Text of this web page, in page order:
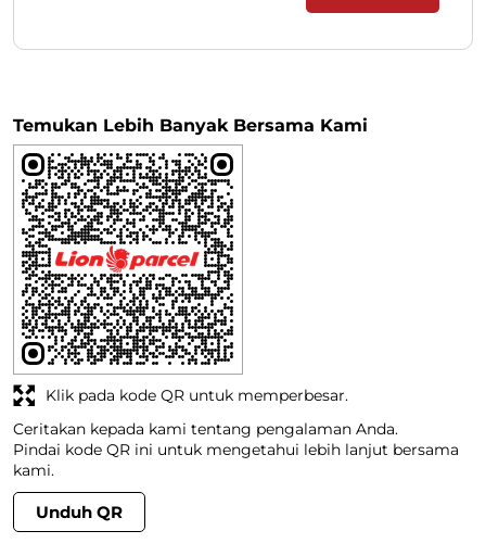
Temukan Lebih Banyak Bersama Kami
Ceritakan kepada kami tentang pengalaman Anda.
Pindai kode QR ini untuk mengetahui lebih lanjut bersama
kami.
Unduh QR
Klik pada kode QR untuk memperbesar.